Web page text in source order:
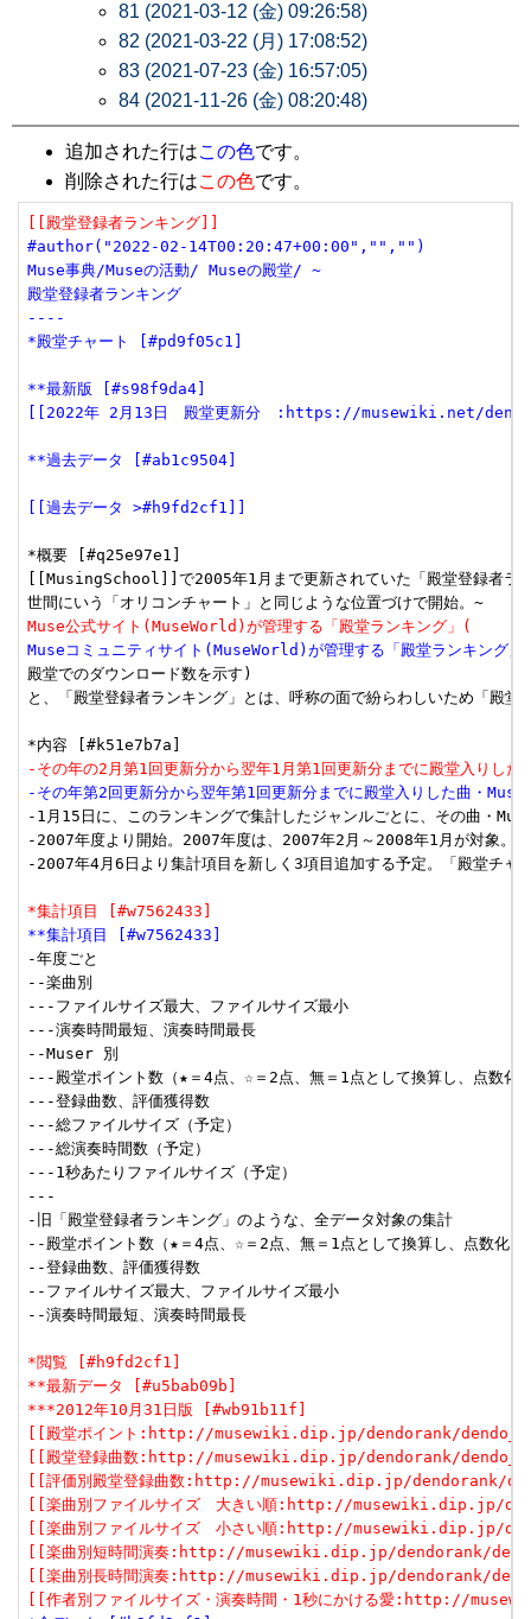
81 (2021-03-12 (金) 09:26:58)
82 (2021-03-22 (月) 17:08:52)
83 (2021-07-23 (金) 16:57:05)
84 (2021-11-26 (金) 08:20:48)
追加された行はこの色です。
削除された行はこの色です。
[[殿堂登録者ランキング]]
#author("2022-02-14T00:20:47+00:00","","")
Muse事典/Museの活動/ Museの殿堂/ ~
殿堂登録者ランキング
----
*殿堂チャート [#pd9f05c1]
**最新版 [#s98f9da4]
[[2022年 2月13日　殿堂更新分　:https://musewiki.net/
**過去データ [#ab1c9504]
[[過去データ >#h9fd2cf1]]
*概要 [#q25e97e1]
[[MusingSchool]]で2005年1月まで更新されていた「殿堂登録者ラ
世間にいう「オリコンチャート」と同じような位置づけで開始。~
Muse公式サイト(MuseWorld)が管理する「殿堂ランキング」(
Museコミュニティサイト(MuseWorld)が管理する「殿堂ランキング」
殿堂でのダウンロード数を示す)
と、「殿堂登録者ランキング」とは、呼称の面で紛らわしいため「殿堂
-その年の2月第1回更新分から翌年1月第1回更新分までに殿堂入りし
-その年第2回更新分から翌年第1回更新分までに殿堂入りした曲・
-1月15日に、このランキングで集計したジャンルごとに、その曲・
-2007年度より開始。2007年度は、2007年2月～2008年1月が対象。
-2007年4月6日より集計項目を新しく3項目追加する予定。「殿堂チャ
*集計項目 [#w7562433]
**集計項目 [#w7562433]
-年度ごと
--楽曲別
---ファイルサイズ最大、ファイルサイズ最小
---演奏時間最短、演奏時間最長
--Muser 別
---殿堂ポイント数（★＝4点、☆＝2点、無＝1点として換算し、点数化
---登録曲数、評価獲得数
---総ファイルサイズ（予定）
---総演奏時間数（予定）
---1秒あたりファイルサイズ（予定）
---
-旧「殿堂登録者ランキング」のような、全データ対象の集計
--殿堂ポイント数（★＝4点、☆＝2点、無＝1点として換算し、点数化し
--登録曲数、評価獲得数
--ファイルサイズ最大、ファイルサイズ最小
--演奏時間最短、演奏時間最長
*閲覧 [#h9fd2cf1]
**最新データ [#u5bab09b]
***2012年10月31日版 [#wb91b11f]
[[殿堂ポイント:http://musewiki.dip.jp/dendorank/
[[殿堂登録曲数:http://musewiki.dip.jp/dendorank/
[[評価別殿堂登録曲数:http://musewiki.dip.jp/dendorank/
[[楽曲別ファイルサイズ　大きい順:http://musewiki.dip.jp/
[[楽曲別ファイルサイズ　小さい順:http://musewiki.dip.jp/
[[楽曲別短時間演奏:http://musewiki.dip.jp/dendorank/
[[楽曲別長時間演奏:http://musewiki.dip.jp/dendorank/
[[作者別ファイルサイズ・演奏時間・1秒にかける愛:http://